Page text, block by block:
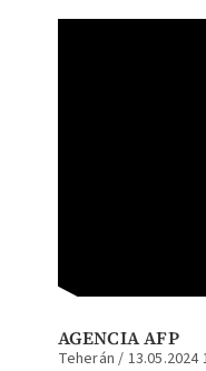
AGENCIA AFP
Teherán / 13.05.2024